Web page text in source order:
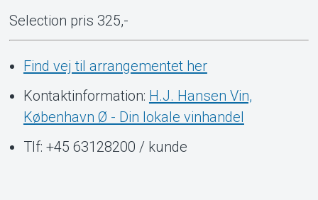
Selection pris 325,-
Find vej til arrangementet her
Kontaktinformation: H.J. Hansen Vin,
København Ø - Din lokale vinhandel
Tlf: +45 63128200 / kunde